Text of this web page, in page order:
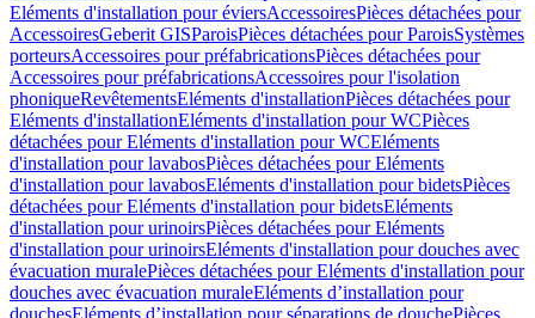
Eléments d'installation pour éviersAccessoiresPièces détachées pour
AccessoiresGeberit GISParoisPièces détachées pour ParoisSystèmes
porteursAccessoires pour préfabricationsPièces détachées pour
Accessoires pour préfabricationsAccessoires pour l'isolation
phoniqueRevêtementsEléments d'installationPièces détachées pour
Eléments d'installationEléments d'installation pour WCPièces
détachées pour Eléments d'installation pour WCEléments
d'installation pour lavabosPièces détachées pour Eléments
d'installation pour lavabosEléments d'installation pour bidetsPièces
détachées pour Eléments d'installation pour bidetsEléments
d'installation pour urinoirsPièces détachées pour Eléments
d'installation pour urinoirsEléments d'installation pour douches avec
évacuation muralePièces détachées pour Eléments d'installation pour
douches avec évacuation muraleEléments d’installation pour
douchesEléments d’installation pour séparations de douchePièces